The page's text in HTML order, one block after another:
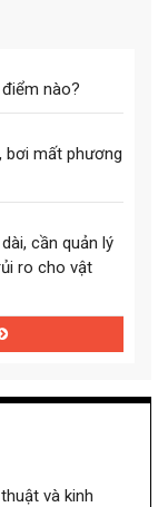
nào?
bơi mất phương
cần quản lý
ro cho vật
và kinh